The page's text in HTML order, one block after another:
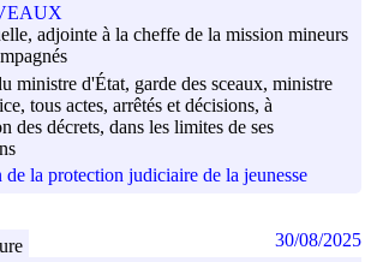
adjointe à la cheffe de la mission mineurs
ministre d'État, garde des sceaux, ministre
tous actes, arrêtés et décisions, à
des décrets, dans les limites de ses
la protection judiciaire de la jeunesse
30/08/2025